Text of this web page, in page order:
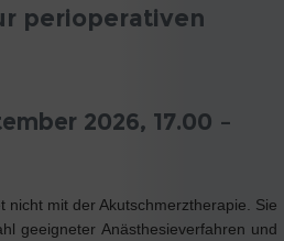
perioperativen
2026, 17.00 –
nicht mit der Akutschmerztherapie. Sie
geeigneter Anästhesieverfahren und